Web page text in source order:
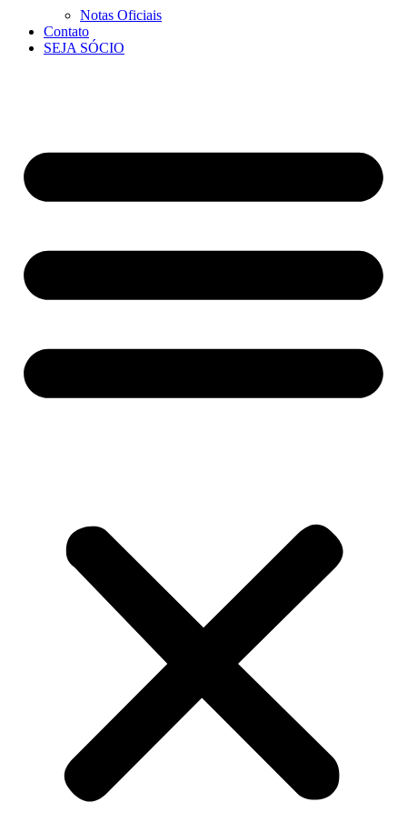
Notas Oficiais
Contato
SEJA SÓCIO